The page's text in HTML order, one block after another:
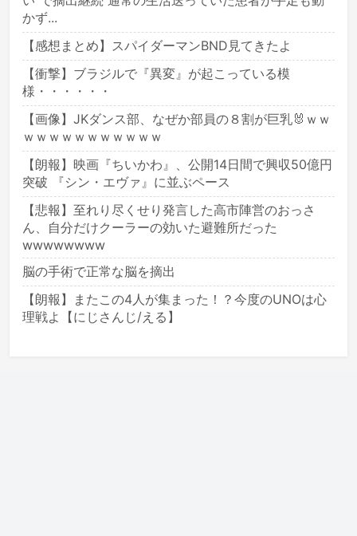
かず...
【感想まとめ】スパイダーマンBND見てきたよ
【衝撃】ブラジルで『異変』が起こっている模
様・・・・・・
【画像】JKダンス部、なぜか部員の８割が巨乳🐰ｗｗ
ｗｗｗｗｗｗｗｗｗｗｗ
【朗報】映画『ちいかわ』、公開14日間で興収50億円
突破 『シン・エヴァ』に並ぶペース
【悲報】至れり尽くせり発言した高市陣営のおっさ
ん、自分だけクーラーの効いた避難所だった
wwwwwwww
脳の手術で正常な脳を摘出
【朗報】またこの4人が集まった！？今度のUNOは心
理戦よ【にじさんじ/える】